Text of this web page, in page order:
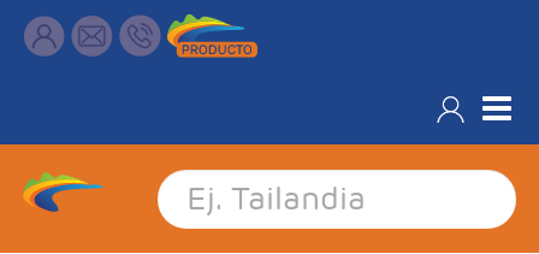
Filtrar resultados